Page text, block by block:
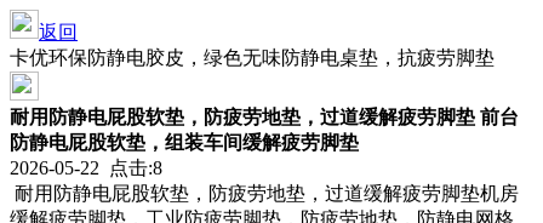
返回
卡优环保防静电胶皮，绿色无味防静电桌垫，抗疲劳脚垫
耐用防静电屁股软垫，防疲劳地垫，过道缓解疲劳脚垫 前台
防静电屁股软垫，组装车间缓解疲劳脚垫
2026-05-22 点击:8
耐用防静电屁股软垫，防疲劳地垫，过道缓解疲劳脚垫机房
缓解疲劳脚垫，工业防疲劳脚垫，防疲劳地垫，防静电网格